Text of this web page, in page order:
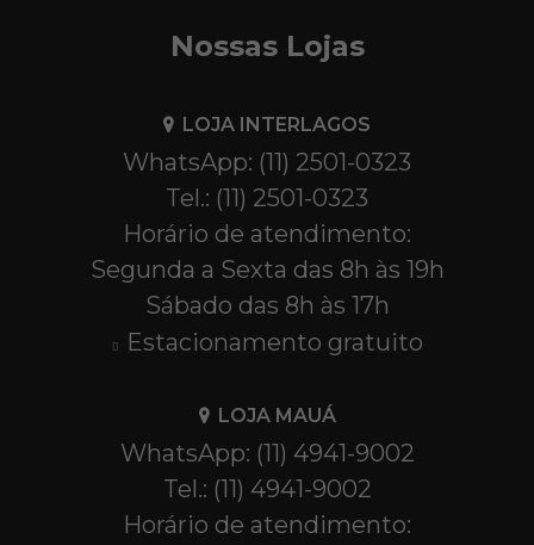
Nossas Lojas
LOJA INTERLAGOS
WhatsApp: (11) 2501-0323
Tel.: (11) 2501-0323
Horário de atendimento:
Segunda a Sexta das 8h às 19h
Sábado das 8h às 17h
Estacionamento gratuito
LOJA MAUÁ
WhatsApp: (11) 4941-9002
Tel.: (11) 4941-9002
Horário de atendimento: